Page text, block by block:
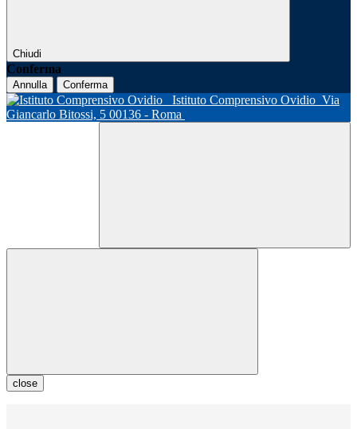
Chiudi
Conferma
Annulla Conferma
Istituto Comprensivo Ovidio Via
Giancarlo Bitossi, 5 00136 - Roma
close